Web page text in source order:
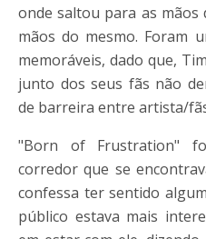
onde saltou para as mãos
mãos do mesmo. Foram
memoráveis, dado que,
junto dos seus fãs não
de barreira entre artista/
"Born of Frustration"
corredor que se
confessa ter sentido
público estava mais